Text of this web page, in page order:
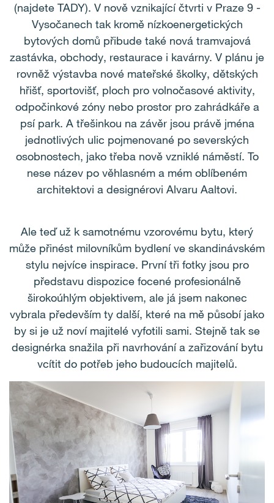
(najdete TADY). V nově vznikající čtvrti v Praze 9 -
Vysočanech tak kromě nízkoenergetických
bytových domů přibude také nová tramvajová
zastávka, obchody, restaurace i kavárny. V plánu je
rovněž výstavba nové mateřské školky, dětských
hřišť, sportovišť, ploch pro volnočasové aktivity,
odpočinkové zóny nebo prostor pro zahrádkáře a
psí park. A třešinkou na závěr jsou právě jména
jednotlivých ulic pojmenované po severských
osobnostech, jako třeba nově vzniklé náměstí. To
nese název po věhlasném a mém oblíbeném
architektovi a designérovi Alvaru Aaltovi.
Ale teď už k samotnému vzorovému bytu, který
může přinést milovníkům bydlení ve skandinávském
stylu nejvíce inspirace. První tři fotky jsou pro
představu dispozice focené profesionálně
širokoúhlým objektivem, ale já jsem nakonec
vybrala především ty další, které na mě působí jako
by si je už noví majitelé vyfotili sami. Stejně tak se
designérka snažila při navrhování a zařizování bytu
vcítit do potřeb jeho budoucích majitelů.